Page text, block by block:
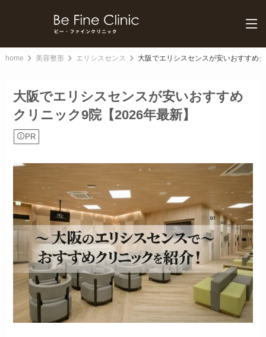
home 美容整形 エリシスセンス 大阪でエリシスセンスが安いおすすめ
大阪でエリシスセンスが安いおすすめ
クリニック9院【2026年最新】
PR